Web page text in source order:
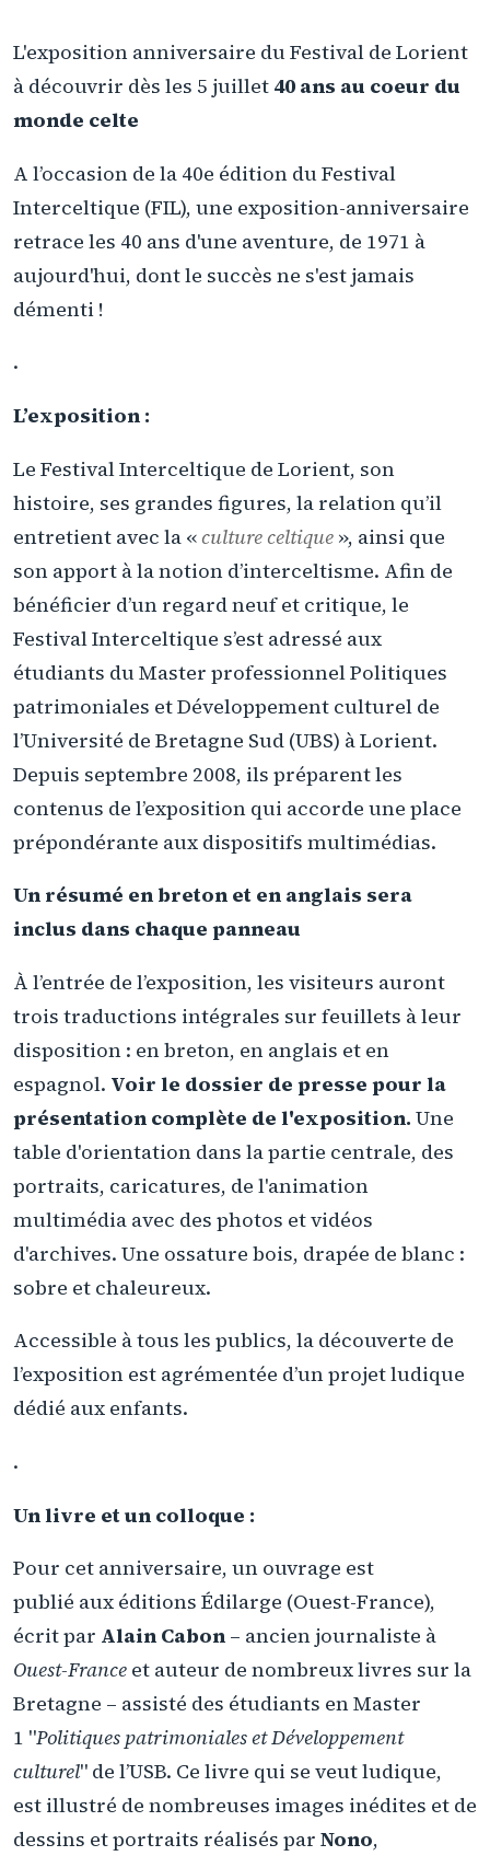
L'exposition anniversaire du Festival de Lorient
à découvrir dès les 5 juillet 40 ans au coeur du
monde celte
A l’occasion de la 40e édition du Festival
Interceltique (FIL), une exposition-anniversaire
retrace les 40 ans d'une aventure, de 1971 à
aujourd'hui, dont le succès ne s'est jamais
démenti !
.
L’exposition :
Le Festival Interceltique de Lorient, son
histoire, ses grandes figures, la relation qu’il
entretient avec la « culture celtique », ainsi que
son apport à la notion d’interceltisme. Afin de
bénéficier d’un regard neuf et critique, le
Festival Interceltique s’est adressé aux
étudiants du Master professionnel Politiques
patrimoniales et Développement culturel de
l’Université de Bretagne Sud (UBS) à Lorient.
Depuis septembre 2008, ils préparent les
contenus de l’exposition qui accorde une place
prépondérante aux dispositifs multimédias.
Un résumé en breton et en anglais sera
inclus dans chaque panneau
À l’entrée de l’exposition, les visiteurs auront
trois traductions intégrales sur feuillets à leur
disposition : en breton, en anglais et en
espagnol. Voir le dossier de presse pour la
présentation complète de l'exposition. Une
table d'orientation dans la partie centrale, des
portraits, caricatures, de l'animation
multimédia avec des photos et vidéos
d'archives. Une ossature bois, drapée de blanc :
sobre et chaleureux.
Accessible à tous les publics, la découverte de
l’exposition est agrémentée d’un projet ludique
dédié aux enfants.
.
Un livre et un colloque :
Pour cet anniversaire, un ouvrage est
publié aux éditions Édilarge (Ouest-France),
écrit par Alain Cabon – ancien journaliste à
Ouest-France et auteur de nombreux livres sur la
Bretagne – assisté des étudiants en Master
1 "Politiques patrimoniales et Développement
culturel" de l’USB. Ce livre qui se veut ludique,
est illustré de nombreuses images inédites et de
dessins et portraits réalisés par Nono,